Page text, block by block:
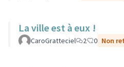
La ville est à eux !
CaroGratteciel 2 0 Non